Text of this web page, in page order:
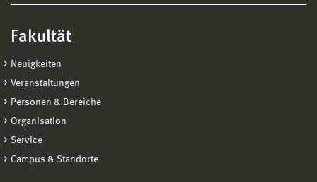
Fakultät
Neuigkeiten
Veranstaltungen
Personen & Bereiche
Organisation
Service
Campus & Standorte